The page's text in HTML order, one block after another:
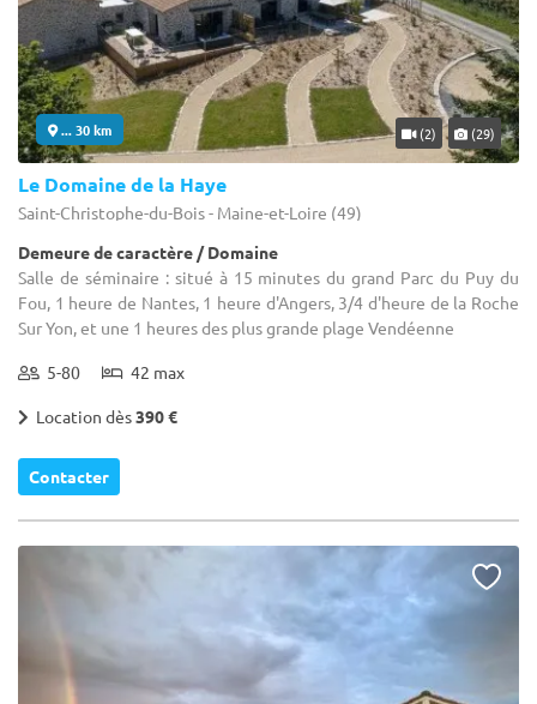
... 30 km (2) (29)
Le Domaine de la Haye
Saint-Christophe-du-Bois - Maine-et-Loire (49)
Demeure de caractère / Domaine
Salle de séminaire : situé à 15 minutes du grand Parc du Puy du
Fou, 1 heure de Nantes, 1 heure d'Angers, 3/4 d'heure de la Roche
Sur Yon, et une 1 heures des plus grande plage Vendéenne
5-80 42 max
Location dès390 €
Contacter